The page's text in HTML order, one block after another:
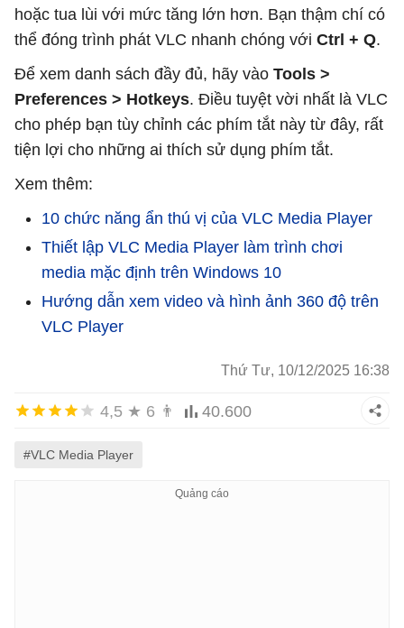
hoặc tua lùi với mức tăng lớn hơn. Bạn thậm chí có
thể đóng trình phát VLC nhanh chóng với Ctrl + Q.
Để xem danh sách đầy đủ, hãy vào Tools >
Preferences > Hotkeys. Điều tuyệt vời nhất là VLC
cho phép bạn tùy chỉnh các phím tắt này từ đây, rất
tiện lợi cho những ai thích sử dụng phím tắt.
Xem thêm:
10 chức năng ẩn thú vị của VLC Media Player
Thiết lập VLC Media Player làm trình chơi
media mặc định trên Windows 10
Hướng dẫn xem video và hình ảnh 360 độ trên
VLC Player
Thứ Tư, 10/12/2025 16:38
4,5 ★ 6 👨 40.600
#VLC Media Player